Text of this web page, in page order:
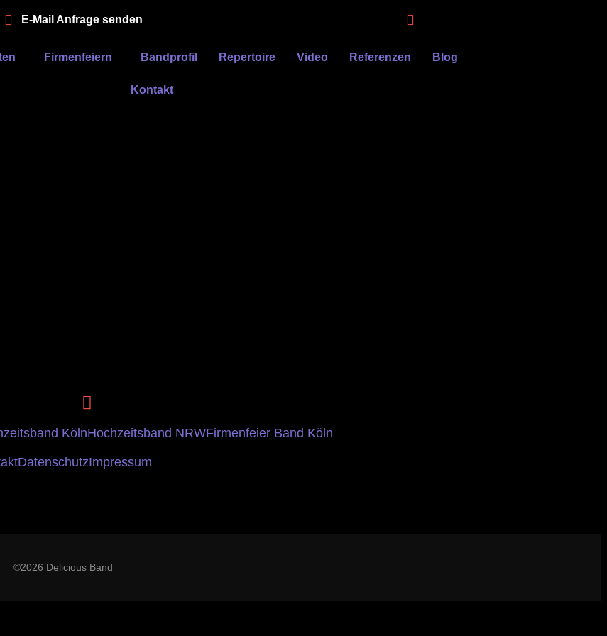
E-Mail Anfrage senden
Firmenfeiern Bandprofil Repertoire Video Referenzen Blog
Kontakt
KölnHochzeitsband NRWFirmenfeier Band Köln
DatenschutzImpressum
©2026 Delicious Band